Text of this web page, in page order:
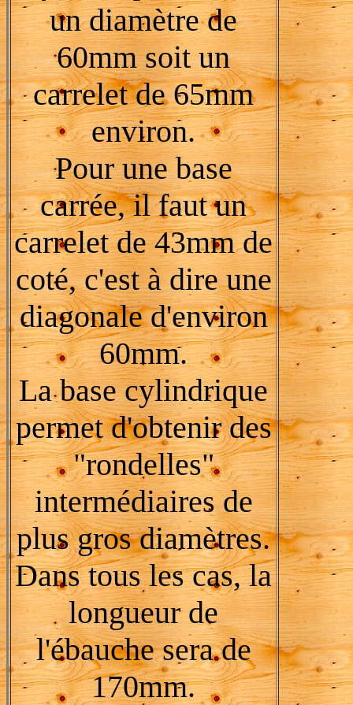
un diamètre de
60mm soit un
carrelet de 65mm
environ.
Pour une base
carrée, il faut un
carrelet de 43mm de
coté, c'est à dire une
diagonale d'environ
60mm.
La base cylindrique
permet d'obtenir des
"rondelles"
intermédiaires de
plus gros diamètres.
Dans tous les cas, la
longueur de
l'ébauche sera de
170mm.